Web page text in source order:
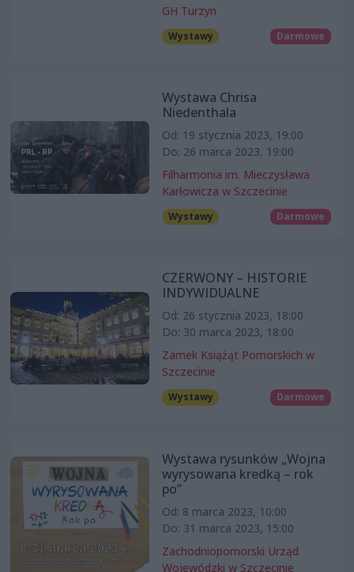
GH Turzyn
Wystawy Darmowe
Wystawa Chrisa
Niedenthala
Od: 19 stycznia 2023, 19:00
Do: 26 marca 2023, 19:00
Filharmonia im. Mieczysława
Karłowicza w Szczecinie
Wystawy Darmowe
CZERWONY – HISTORIE
INDYWIDUALNE
Od: 26 stycznia 2023, 18:00
Do: 30 marca 2023, 18:00
Zamek Książąt Pomorskich w
Szczecinie
Wystawy Darmowe
Wystawa rysunków „Wojna
wyrysowana kredką – rok
po”
Od: 8 marca 2023, 10:00
Do: 31 marca 2023, 15:00
Zachodniopomorski Urząd
Wojewódzki w Szczecinie